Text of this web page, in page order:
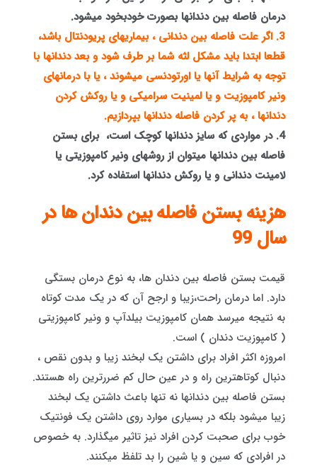
درمان فاصله بین دندانها بصورت خودبخود میشود.
3. اگر علت فاصله بین دندانی ، بیماریهای پریودنتال باشد،
قطعا ابتدا باید مشکل لثه شما بر طرف شود و بعد دندانها با
توجه به شرایط آنها یا اورتودنسی میشوند ، یا با درمانهای
ونیر کامپوزیت و یا لمینیت سرامیکی و یا روکش کردن
دندانها ، به پر کردن فاصله دندانها بپردازیم.
4. در مواردی که سایز دندانها کوچک است، برای بستن
فاصله بین دندانها میتوان از روشهای ونیر کامپوزیتی یا
لامینت دندانی و یا روکش دندانها استفاده کرد.
هزینه بستن فاصله بین دندان ها در
سال 99
قیمت بستن فاصله بین دندان ها، به نوع درمان بستگی
دارد. اما درمان راحت،زیبا و ارجح آن که در یک مدت کوتاه
به نتیجه میرسد همان کامپوزیت بیلدآپ و ونیر کامپوزیتی
( کامپوزیت دندان ) است.
امروزه اکثر افراد برای داشتن یک لبخند زیبا و بدون نقص ،
دنبال کوتاهترین راه و در عین حال کم ضررترین راه هستند.
بستن فاصله بین دندانها نه تنها باعث داشتن یک لبخند
زیبا میشود بلکه در بسیاری موارد روی داشتن یک فونتیک
خوب برای صحبت کردن افراد نیز تاثیر میگذارد. به خصوص
در افرادی که سین و یا شین را بد تلفظ میکنند.